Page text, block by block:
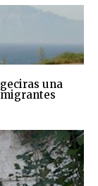
una